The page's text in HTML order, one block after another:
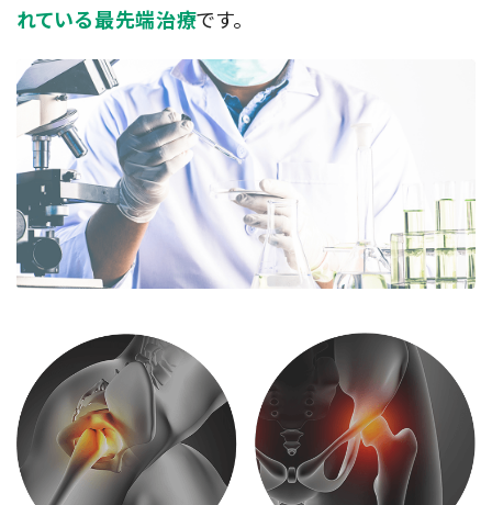
れている最先端治療です。